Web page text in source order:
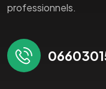
professionnels.